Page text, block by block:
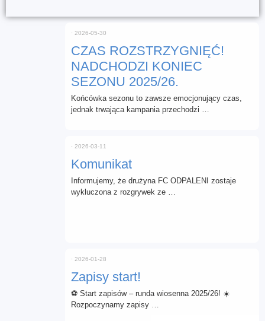
CZAS ROZSTRZYGNIĘĆ!
NADCHODZI KONIEC
SEZONU 2025/26.
⋅ 2026-05-30
Końcówka sezonu to zawsze emocjonujący czas,
jednak trwająca kampania przechodzi …
Komunikat
⋅ 2026-03-11
Informujemy, że drużyna FC ODPALENI zostaje
wykluczona z rozgrywek ze …
Zapisy start!
⋅ 2026-01-28
⚽ Start zapisów – runda wiosenna 2025/26! ☀️
Rozpoczynamy zapisy …